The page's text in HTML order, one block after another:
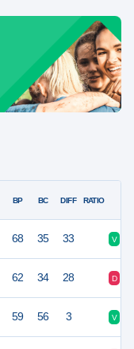
BP BC DIFF RATIO
68 35 33 V
62 34 28 D
59 56 3 V